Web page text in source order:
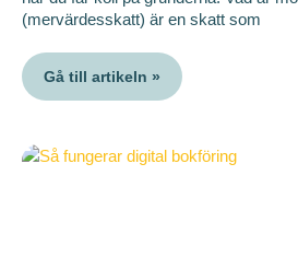
(mervärdesskatt) är en skatt som
Gå till artikeln »